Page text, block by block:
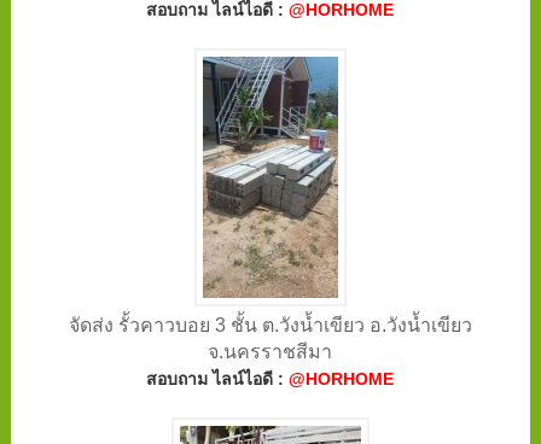
สอบถาม ไลน์ไอดี :@HORHOME
จัดส่ง รั้วคาวบอย 3 ชั้น ต.วังน้ำเขียว อ.วังน้ำเขียว
จ.นครราชสีมา
สอบถาม ไลน์ไอดี :@HORHOME